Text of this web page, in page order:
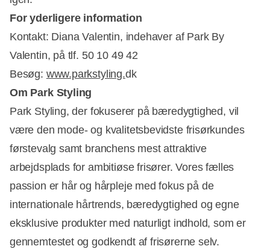
For yderligere information
Kontakt: Diana Valentin, indehaver af Park By
Valentin, på tlf. 50 10 49 42
Besøg: www.parkstyling.dk
Om Park Styling
Park Styling, der fokuserer på bæredygtighed, vil
være den mode- og kvalitetsbevidste frisørkundes
førstevalg samt branchens mest attraktive
arbejdsplads for ambitiøse frisører. Vores fælles
passion er hår og hårpleje med fokus på de
internationale hårtrends, bæredygtighed og egne
eksklusive produkter med naturligt indhold, som er
gennemtestet og godkendt af frisørerne selv.